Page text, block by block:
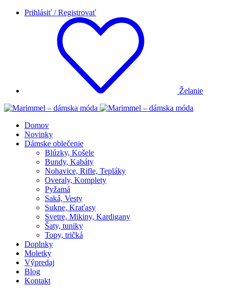
Prihlásiť / Registrovať
Želanie
Domov
Novinky
Dámske oblečenie
Blúzky, Košele
Bundy, Kabáty
Nohavice, Rifle, Tepláky
Overaly, Komplety
Pyžamá
Saká, Vesty
Sukne, Kraťasy
Svetre, Mikiny, Kardigany
Šaty, tuniky
Topy, tričká
Doplnky
Moletky
Výpredaj
Blog
Kontakt